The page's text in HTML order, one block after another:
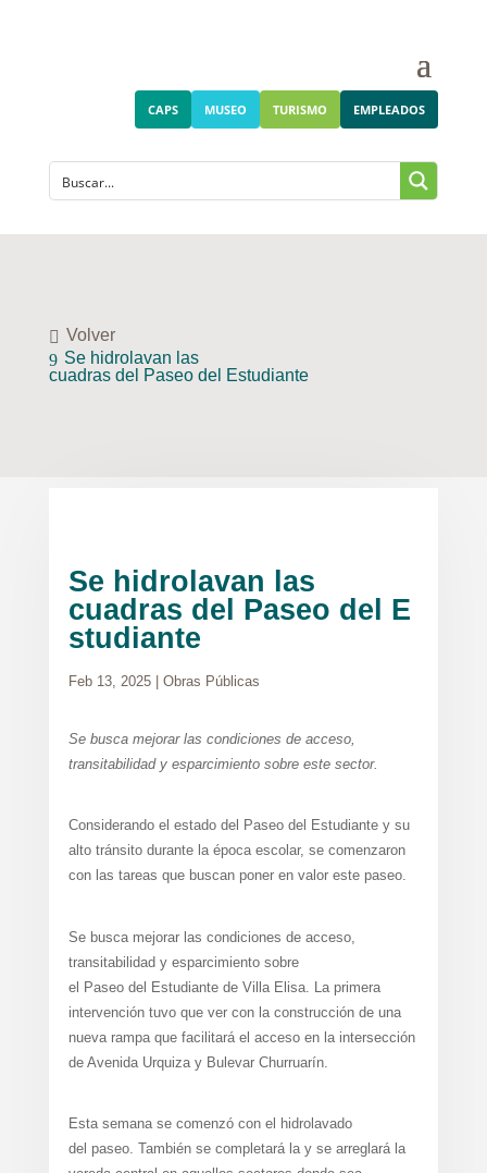
CAPS MUSEO TURISMO EMPLEADOS
Volver
Se hidrolavan las
cuadras del Paseo del Estudiante
Se hidrolavan las
cuadras del Paseo del E
studiante
Feb 13, 2025| Obras Públicas
Se busca mejorar las condiciones de acceso,
transitabilidad y esparcimiento sobre este sector.
Considerando el estado del Paseo del Estudiante y su
alto tránsito durante la época escolar, se comenzaron
con las tareas que buscan poner en valor este paseo.
Se busca mejorar las condiciones de acceso,
transitabilidad y esparcimiento sobre
el Paseo del Estudiante de Villa Elisa. La primera
intervención tuvo que ver con la construcción de una
nueva rampa que facilitará el acceso en la intersección
de Avenida Urquiza y Bulevar Churruarín.
Esta semana se comenzó con el hidrolavado
del paseo. También se completará la y se arreglará la